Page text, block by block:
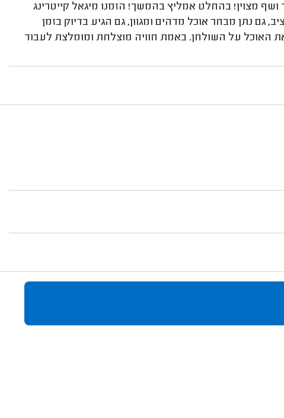
ושף מצוין! בהחלט אמליץ בהמשך! הזמנו מיגאל קייטרינג
נתן מבחר אוכל מדהים ומגוון, גם הגיע בדיוק בזמן
האוכל על השולחן. באמת חוויה מוצלחת ומומלצת לעבוד